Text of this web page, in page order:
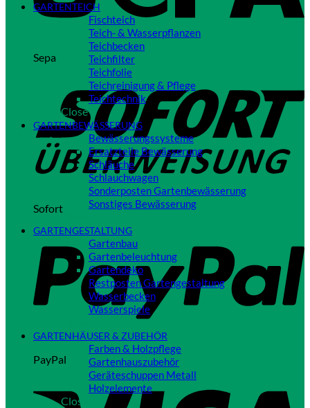
Sepa
Sofort
PayPal
GARTENTEICH
Fischteich
Teich- & Wasserpflanzen
Teichbecken
Teichfilter
Teichfolie
Teichreinigung & Pflege
Teichtechnik
Close
GARTENBEWÄSSERUNG
Bewässerungssysteme
Ersatzteile Bewässerung
Schläuche
Schlauchwagen
Sonderposten Gartenbewässerung
Sonstiges Bewässerung
Close
GARTENGESTALTUNG
Gartenbau
Gartenbeleuchtung
Gartendeko
Restposten Gartengestaltung
Wasserbecken
Wasserspiele
GARTENHÄUSER & ZUBEHÖR
Farben & Holzpflege
Gartenhauszubehör
Geräteschuppen Metall
Holzelemente
Close